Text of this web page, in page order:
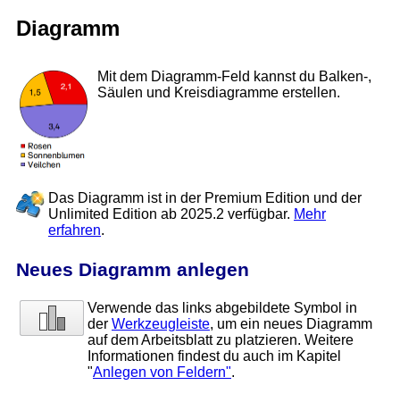
Diagramm
Mit dem Diagramm-Feld kannst du Balken-,
Säulen und Kreisdiagramme erstellen.
Das Diagramm ist in der Premium Edition und der
Unlimited Edition ab 2025.2 verfügbar. Mehr
erfahren.
Neues Diagramm anlegen
Verwende das links abgebildete Symbol in
der Werkzeugleiste, um ein neues Diagramm
auf dem Arbeitsblatt zu platzieren. Weitere
Informationen findest du auch im Kapitel
"Anlegen von Feldern".